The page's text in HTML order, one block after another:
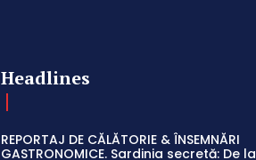
Headlines
REPORTAJ DE CĂLĂTORIE & ÎNSEMNĂRI
GASTRONOMICE. Sardinia secretă: De la